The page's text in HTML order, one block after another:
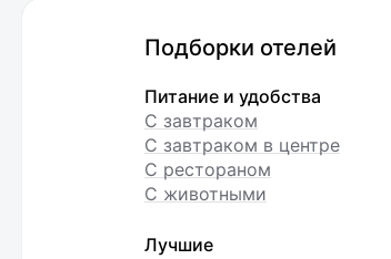
Подборки отелей
Питание и удобства
С завтраком
С завтраком в центре
С рестораном
С животными
Лучшие